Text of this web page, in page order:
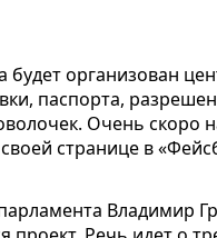
будет организован
паспорта,
Очень скоро
странице в
Владимир